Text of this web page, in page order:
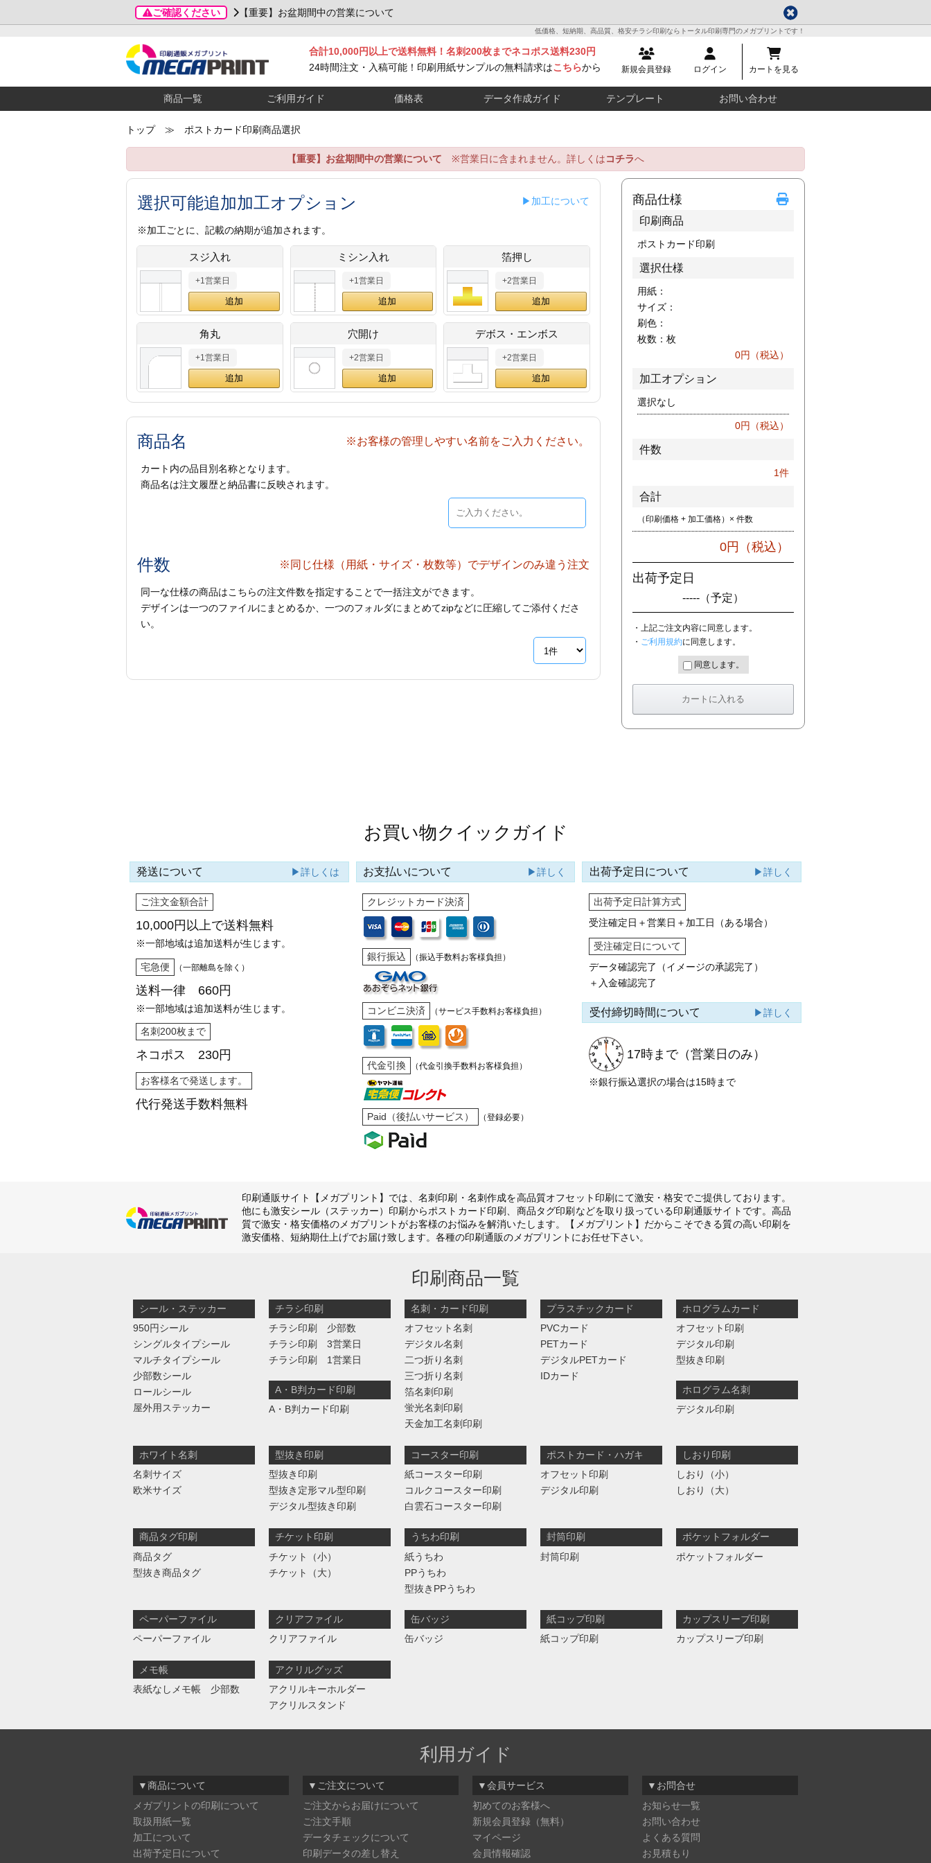
ご確認ください 【重要】お盆期間中の営業について
低価格、短納期、高品質、格安チラシ印刷ならトータル印刷専門のメガプリントです！
新規会員登録 ログイン カートを見る
合計10,000円以上で送料無料！名刺200枚までネコポス送料230円
24時間注文・入稿可能！印刷用紙サンプルの無料請求はこちらから
商品一覧 ご利用ガイド 価格表 データ作成ガイド テンプレート お問い合わせ
トップ≫ ポストカード印刷商品選択
【重要】お盆期間中の営業について ※営業日に含まれません。詳しくはコチラへ
選択可能追加加工オプション ▶加工について
※加工ごとに、記載の納期が追加されます。
スジ入れ
+1営業日
ミシン入れ
+1営業日
箔押し
+2営業日
角丸
+1営業日
穴開け
+2営業日
デボス・エンボス
+2営業日
商品名 ※お客様の管理しやすい名前をご入力ください。
カート内の品目別名称となります。
商品名は注文履歴と納品書に反映されます。
件数 ※同じ仕様（用紙・サイズ・枚数等）でデザインのみ違う注文
同一な仕様の商品はこちらの注文件数を指定することで一括注文ができます。
デザインは一つのファイルにまとめるか、一つのフォルダにまとめてzipなどに圧縮してご添付くださ
い。
商品仕様
印刷商品
ポストカード印刷
選択仕様
用紙：
サイズ：
刷色：
枚数： 枚
0円（税込）
加工オプション
選択なし
0円（税込）
件数
1件
合計
（印刷価格 + 加工価格）× 件数
0円（税込）
出荷予定日
----- （予定）
・上記ご注文内容に同意します。
・ ご利用規約に同意します。
同意します。
お買い物クイックガイド
発送について ▶詳しくは
ご注文金額合計
10,000円以上で送料無料
※一部地域は追加送料が生じます。
宅急便 （一部離島を除く）
送料一律 660円
※一部地域は追加送料が生じます。
名刺200枚まで
ネコポス 230円
お客様名で発送します。
代行発送手数料無料
お支払いについて ▶詳しく
クレジットカード決済
銀行振込 （振込手数料お客様負担）
コンビニ決済 （サービス手数料お客様負担）
代金引換 （代金引換手数料お客様負担）
Paid（後払いサービス） （登録必要）
出荷予定日について ▶詳しく
出荷予定日計算方式
受注確定日＋営業日＋加工日（ある場合）
受注確定日について
データ確認完了（イメージの承認完了）
＋入金確認完了
受付締切時間について ▶詳しく
17時まで（営業日のみ）
※銀行振込選択の場合は15時まで
印刷通販サイト【メガプリント】では、名刺印刷・名刺作成を高品質オフセット印刷にて激安・格安でご提供しております。
他にも激安シール（ステッカー）印刷からポストカード印刷、商品タグ印刷などを取り扱っている印刷通販サイトです。高品
質で激安・格安価格のメガプリントがお客様のお悩みを解消いたします。【メガプリント】だからこそできる質の高い印刷を
激安価格、短納期仕上げでお届け致します。各種の印刷通販のメガプリントにお任せ下さい。
印刷商品一覧
シール・ステッカー
950円シール
シングルタイプシール
マルチタイプシール
少部数シール
ロールシール
屋外用ステッカー
チラシ印刷
チラシ印刷 少部数
チラシ印刷 3営業日
チラシ印刷 1営業日
A・B判カード印刷
A・B判カード印刷
名刺・カード印刷
オフセット名刺
デジタル名刺
二つ折り名刺
三つ折り名刺
箔名刺印刷
蛍光名刺印刷
天金加工名刺印刷
プラスチックカード
PVCカード
PETカード
デジタルPETカード
IDカード
ホログラムカード
オフセット印刷
デジタル印刷
型抜き印刷
ホログラム名刺
デジタル印刷
ホワイト名刺
名刺サイズ
欧米サイズ
型抜き印刷
型抜き印刷
型抜き定形マル型印刷
デジタル型抜き印刷
コースター印刷
紙コースター印刷
コルクコースター印刷
白雲石コースター印刷
ポストカード・ハガキ
オフセット印刷
デジタル印刷
しおり印刷
しおり（小）
しおり（大）
商品タグ印刷
商品タグ
型抜き商品タグ
チケット印刷
チケット（小）
チケット（大）
うちわ印刷
紙うちわ
PPうちわ
型抜きPPうちわ
封筒印刷
封筒印刷
ポケットフォルダー
ポケットフォルダー
ペーパーファイル
ペーパーファイル
クリアファイル
クリアファイル
缶バッジ
缶バッジ
紙コップ印刷
紙コップ印刷
カップスリーブ印刷
カップスリーブ印刷
メモ帳
表紙なしメモ帳 少部数
アクリルグッズ
アクリルキーホルダー
アクリルスタンド
利用ガイド
▼商品について
メガプリントの印刷について
取扱用紙一覧
加工について
出荷予定日について
▼ご注文について
ご注文からお届けについて
ご注文手順
データチェックについて
印刷データの差し替え
▼会員サービス
初めてのお客様へ
新規会員登録（無料）
マイページ
会員情報確認
▼お問合せ
お知らせ一覧
お問い合わせ
よくある質問
お見積もり